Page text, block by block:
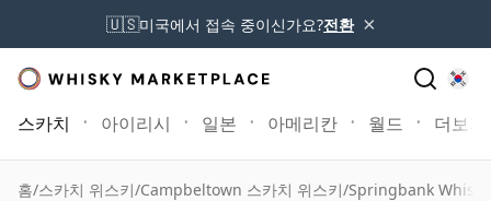
🇺🇸미국에서 접속 중이신가요?전환 ×
스카치 아이리시 일본 아메리칸 월드 더보기
홈/스카치 위스키/Campbeltown 스카치 위스키/Springbank Whisky